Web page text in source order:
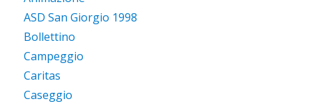
ASD San Giorgio 1998
Bollettino
Campeggio
Caritas
Caseggio